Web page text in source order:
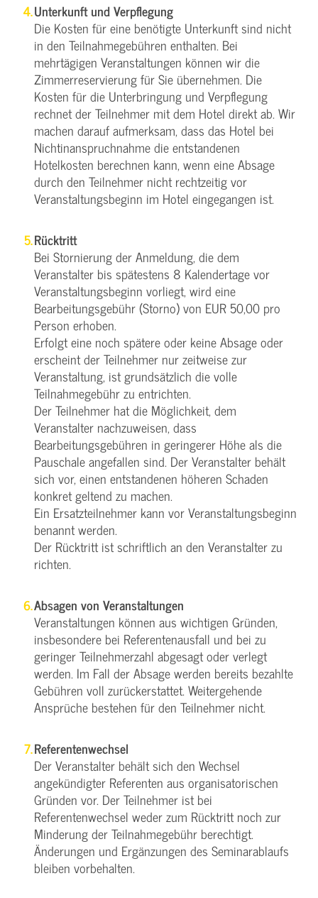
Unterkunft und Verpflegung
Die Kosten für eine benötigte Unterkunft sind nicht
in den Teilnahmegebühren enthalten. Bei
mehrtägigen Veranstaltungen können wir die
Zimmerreservierung für Sie übernehmen. Die
Kosten für die Unterbringung und Verpflegung
rechnet der Teilnehmer mit dem Hotel direkt ab. Wir
machen darauf aufmerksam, dass das Hotel bei
Nichtinanspruchnahme die entstandenen
Hotelkosten berechnen kann, wenn eine Absage
durch den Teilnehmer nicht rechtzeitig vor
Veranstaltungsbeginn im Hotel eingegangen ist.
Rücktritt
Bei Stornierung der Anmeldung, die dem
Veranstalter bis spätestens 8 Kalendertage vor
Veranstaltungsbeginn vorliegt, wird eine
Bearbeitungsgebühr (Storno) von EUR 50,00 pro
Person erhoben.
Erfolgt eine noch spätere oder keine Absage oder
erscheint der Teilnehmer nur zeitweise zur
Veranstaltung, ist grundsätzlich die volle
Teilnahmegebühr zu entrichten.
Der Teilnehmer hat die Möglichkeit, dem
Veranstalter nachzuweisen, dass
Bearbeitungsgebühren in geringerer Höhe als die
Pauschale angefallen sind. Der Veranstalter behält
sich vor, einen entstandenen höheren Schaden
konkret geltend zu machen.
Ein Ersatzteilnehmer kann vor Veranstaltungsbeginn
benannt werden.
Der Rücktritt ist schriftlich an den Veranstalter zu
richten.
Absagen von Veranstaltungen
Veranstaltungen können aus wichtigen Gründen,
insbesondere bei Referentenausfall und bei zu
geringer Teilnehmerzahl abgesagt oder verlegt
werden. Im Fall der Absage werden bereits bezahlte
Gebühren voll zurückerstattet. Weitergehende
Ansprüche bestehen für den Teilnehmer nicht.
Referentenwechsel
Der Veranstalter behält sich den Wechsel
angekündigter Referenten aus organisatorischen
Gründen vor. Der Teilnehmer ist bei
Referentenwechsel weder zum Rücktritt noch zur
Minderung der Teilnahmegebühr berechtigt.
Änderungen und Ergänzungen des Seminarablaufs
bleiben vorbehalten.